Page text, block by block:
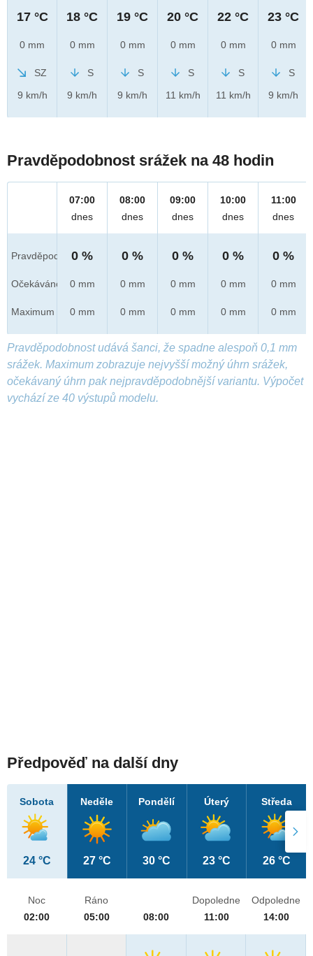
17 °C
0 mm
SZ
9 km/h
18 °C
0 mm
S
9 km/h
19 °C
0 mm
S
9 km/h
20 °C
0 mm
S
11 km/h
22 °C
0 mm
S
11 km/h
23 °C
0 mm
S
9 km/h
Pravděpodobnost srážek na 48 hodin
Pravděpod.
Očekáváno
Maximum
07:00
dnes
0 %
0 mm
0 mm
08:00
dnes
0 %
0 mm
0 mm
09:00
dnes
0 %
0 mm
0 mm
10:00
dnes
0 %
0 mm
0 mm
11:00
dnes
0 %
0 mm
0 mm
Pravděpodobnost udává šanci, že spadne alespoň 0,1 mm
srážek. Maximum zobrazuje nejvyšší možný úhrn srážek,
očekávaný úhrn pak nejpravděpodobnější variantu. Výpočet
vychází ze 40 výstupů modelu.
Předpověď na další dny
Sobota
24 °C
Neděle
27 °C
Pondělí
30 °C
Úterý
23 °C
Středa
26 °C
Noc
02:00
Ráno
05:00
08:00
Dopoledne
11:00
Odpoledne
14:00